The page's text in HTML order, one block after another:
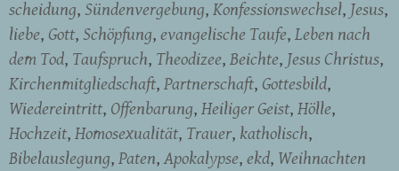
scheidung Sündenvergebung Konfessionswechsel Jesus
liebe Gott Schöpfung evangelische Taufe Leben nach
dem Tod Taufspruch Theodizee Beichte Jesus Christus
Kirchenmitgliedschaft Partnerschaft Gottesbild
Wiedereintritt Offenbarung Heiliger Geist Hölle
Hochzeit Homosexualität Trauer katholisch
Bibelauslegung Paten Apokalypse ekd Weihnachten